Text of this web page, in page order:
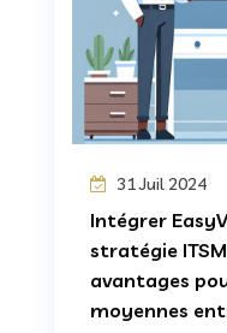
31 Juil 2024
Intégrer
stratégie
avantages
moyennes